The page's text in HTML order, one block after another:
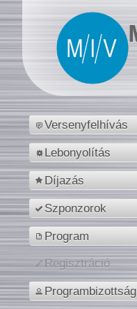
Versenyfelhívás
Lebonyolítás
Díjazás
Szponzorok
Program
Regisztráció
Programbizottság